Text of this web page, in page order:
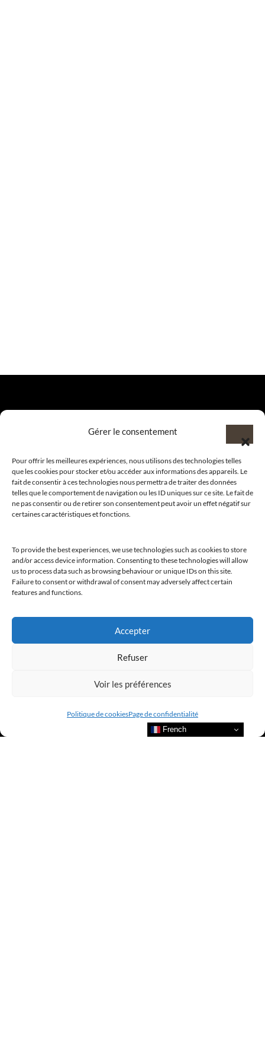
Gérer le consentement
Pour offrir les meilleures expériences, nous utilisons des technologies telles
que les cookies pour stocker et/ou accéder aux informations des appareils. Le
fait de consentir à ces technologies nous permettra de traiter des données
telles que le comportement de navigation ou les ID uniques sur ce site. Le fait de
ne pas consentir ou de retirer son consentement peut avoir un effet négatif sur
certaines caractéristiques et fonctions.
To provide the best experiences, we use technologies such as cookies to store
and/or access device information. Consenting to these technologies will allow
us to process data such as browsing behaviour or unique IDs on this site.
Failure to consent or withdrawal of consent may adversely affect certain
features and functions.
Accepter
Refuser
Voir les préférences
Politique de cookiesPage de confidentialité
@clubamilcar
LUXURY SELECTIONS BY CLUB AMILCAR
French